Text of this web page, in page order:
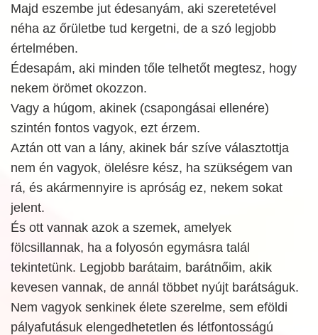
Majd eszembe jut édesanyám, aki szeretetével
néha az őrületbe tud kergetni, de a szó legjobb
értelmében.
Édesapám, aki minden tőle telhetőt megtesz, hogy
nekem örömet okozzon.
Vagy a húgom, akinek (csapongásai ellenére)
szintén fontos vagyok, ezt érzem.
Aztán ott van a lány, akinek bár szíve választottja
nem én vagyok, ölelésre kész, ha szükségem van
rá, és akármennyire is apróság ez, nekem sokat
jelent.
És ott vannak azok a szemek, amelyek
fölcsillannak, ha a folyosón egymásra talál
tekintetünk. Legjobb barátaim, barátnőim, akik
kevesen vannak, de annál többet nyújt barátságuk.
Nem vagyok senkinek élete szerelme, sem eföldi
pályafutásuk elengedhetetlen és létfontosságú